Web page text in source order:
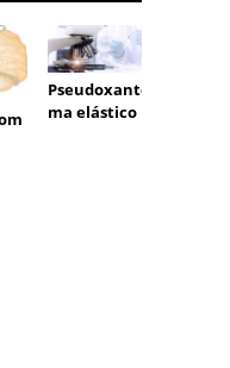
Pseudoxanto
ma elástico